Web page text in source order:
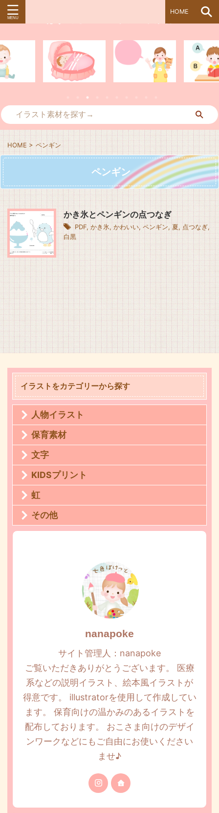
HOME
HOME> ペンギン
ペンギン
かき氷とペンギンの点つなぎ
PDF, かき氷, かわいい, ペンギン, 夏, 点つなぎ,
白黒
イラストをカテゴリーから探す
人物イラスト
保育素材
文字
KIDSプリント
虹
その他
nanapoke
サイト管理人：nanapoke
ご覧いただきありがとうございます。 医療
系などの説明イラスト、絵本風イラストが
得意です。 illustratorを使用して作成してい
ます。 保育向けの温かみのあるイラストを
配布しております。 おこさま向けのデザイ
ンワークなどにもご自由にお使いください
ませ♪